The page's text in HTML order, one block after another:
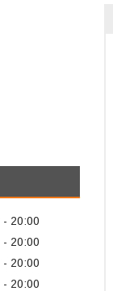
20:00
20:00
20:00
20:00